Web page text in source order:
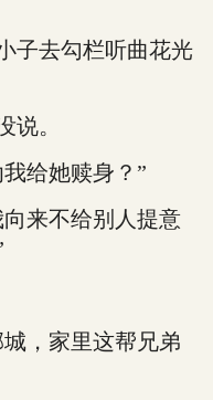
去勾栏听曲花光
。
给她赎身？”
来不给别人提意
，家里这帮兄弟